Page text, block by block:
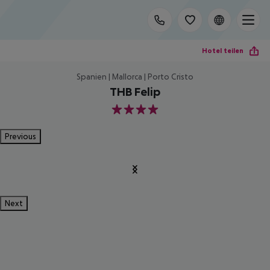
Hotel teilen
Spanien | Mallorca | Porto Cristo
THB Felip
4
Previous
Next